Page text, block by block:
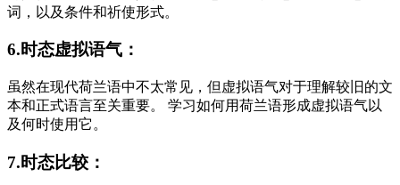
词，以及条件和祈使形式。
6.时态虚拟语气：
虽然在现代荷兰语中不太常见，但虚拟语气对于理解较旧的文
本和正式语言至关重要。 学习如何用荷兰语形成虚拟语气以
及何时使用它。
7.时态比较：